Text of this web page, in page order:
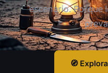
escenario. Porque
🧭